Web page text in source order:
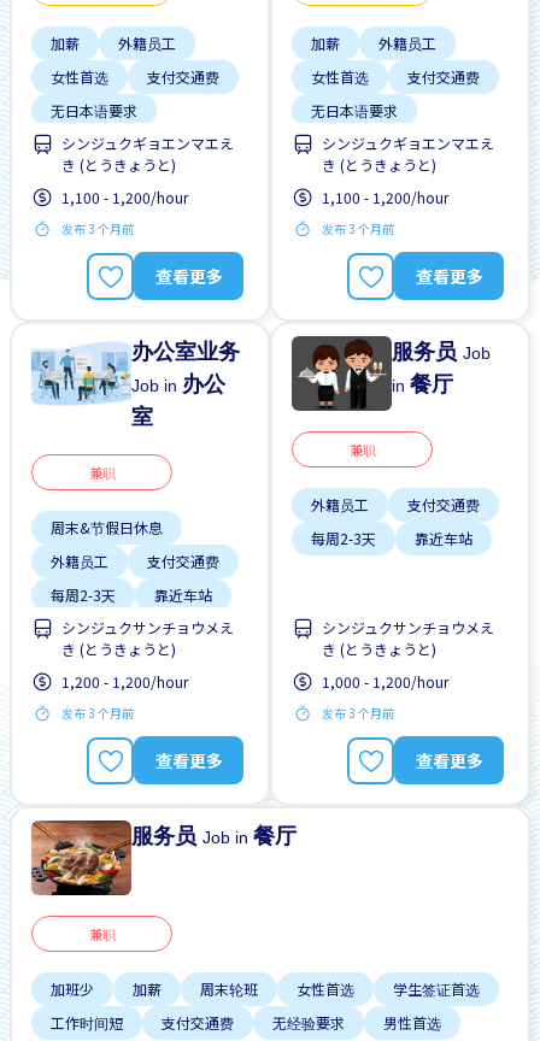
加薪
外籍员工
女性首选
支付交通费
无日本语要求
无经验要求
每周2-3天
靠近车站
シンジュクギョエンマエえ
き (とうきょうと)
1,100 - 1,200/hour
发布 3 个月前
查看更多
加薪
外籍员工
女性首选
支付交通费
无日本语要求
无经验要求
每周2-3天
靠近车站
シンジュクギョエンマエえ
き (とうきょうと)
1,100 - 1,200/hour
发布 3 个月前
查看更多
办公室业务
Job in 办公
室
兼职
周末&节假日休息
外籍员工
支付交通费
每周2-3天
靠近车站
シンジュクサンチョウメえ
き (とうきょうと)
1,200 - 1,200/hour
发布 3 个月前
查看更多
服务员Job
in餐厅
兼职
外籍员工
支付交通费
每周2-3天
靠近车站
シンジュクサンチョウメえ
き (とうきょうと)
1,000 - 1,200/hour
发布 3 个月前
查看更多
服务员Job in餐厅
兼职
加班少 加薪 周末轮班 女性首选
学生签证首选
工作时间短
支付交通费 无经验要求 男性首选